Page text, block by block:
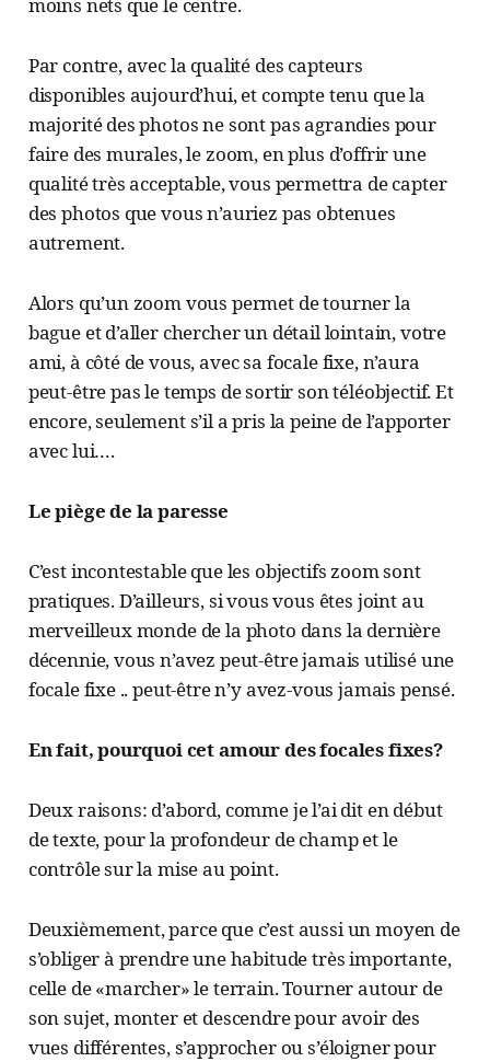
moins nets que le centre.
Par contre, avec la qualité des capteurs
disponibles aujourd’hui, et compte tenu que la
majorité des photos ne sont pas agrandies pour
faire des murales, le zoom, en plus d’offrir une
qualité très acceptable, vous permettra de capter
des photos que vous n’auriez pas obtenues
autrement.
Alors qu’un zoom vous permet de tourner la
bague et d’aller chercher un détail lointain, votre
ami, à côté de vous, avec sa focale fixe, n’aura
peut-être pas le temps de sortir son téléobjectif. Et
encore, seulement s’il a pris la peine de l’apporter
avec lui….
Le piège de la paresse
C’est incontestable que les objectifs zoom sont
pratiques. D’ailleurs, si vous vous êtes joint au
merveilleux monde de la photo dans la dernière
décennie, vous n’avez peut-être jamais utilisé une
focale fixe .. peut-être n’y avez-vous jamais pensé.
En fait, pourquoi cet amour des focales fixes?
Deux raisons: d’abord, comme je l’ai dit en début
de texte, pour la profondeur de champ et le
contrôle sur la mise au point.
Deuxièmement, parce que c’est aussi un moyen de
s’obliger à prendre une habitude très importante,
celle de «marcher» le terrain. Tourner autour de
son sujet, monter et descendre pour avoir des
vues différentes, s’approcher ou s’éloigner pour